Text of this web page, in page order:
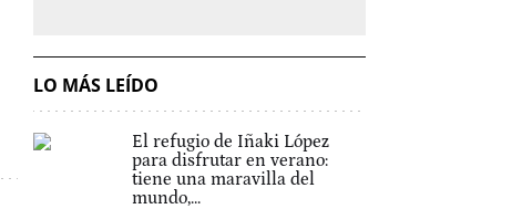
LO MÁS LEÍDO
El refugio de Iñaki López
para disfrutar en verano:
tiene una maravilla del
mundo,...